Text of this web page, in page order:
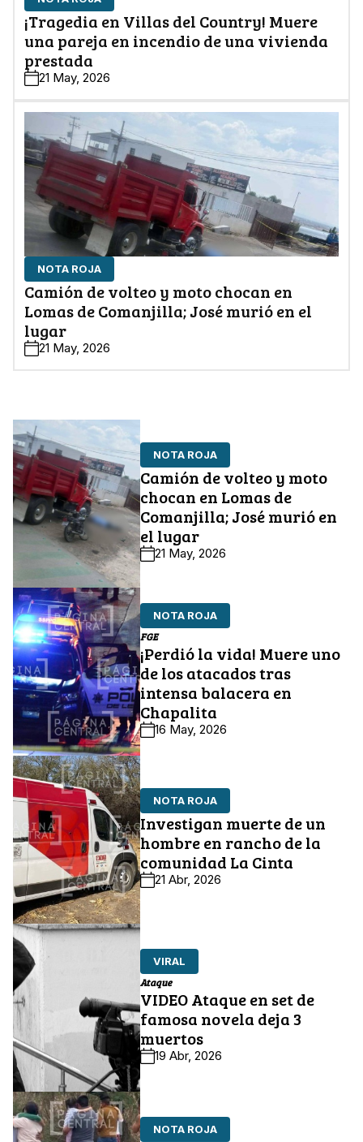
¡Tragedia en Villas del Country! Muere
una pareja en incendio de una vivienda
prestada
21 May, 2026
NOTA ROJA
Camión de volteo y moto chocan en
Lomas de Comanjilla; José murió en el
lugar
21 May, 2026
NOTA ROJA
Camión de volteo y moto
chocan en Lomas de
Comanjilla; José murió en
el lugar
21 May, 2026
NOTA ROJA
FGE
¡Perdió la vida! Muere uno
de los atacados tras
intensa balacera en
Chapalita
16 May, 2026
NOTA ROJA
Investigan muerte de un
hombre en rancho de la
comunidad La Cinta
21 Abr, 2026
VIRAL
Ataque
VIDEO Ataque en set de
famosa novela deja 3
muertos
19 Abr, 2026
NOTA ROJA